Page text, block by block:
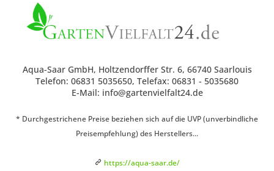
Aqua-Saar GmbH, Holtzendorffer Str. 6, 66740 Saarlouis
Telefon: 06831 5035650, Telefax: 06831 - 5035680
E-Mail: info@gartenvielfalt24.de
* Durchgestrichene Preise beziehen sich auf die UVP (unverbindliche
Preisempfehlung) des Herstellers...
https://aqua-saar.de/